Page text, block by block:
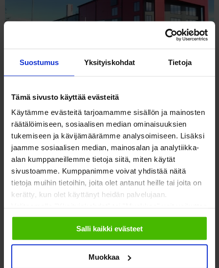
Suostumus Yksityiskohdat Tietoja
Tämä sivusto käyttää evästeitä
Käytämme evästeitä tarjoamamme sisällön ja mainosten
räätälöimiseen, sosiaalisen median ominaisuuksien
tukemiseen ja kävijämäärämme analysoimiseen. Lisäksi
jaamme sosiaalisen median, mainosalan ja analytiikka-
alan kumppaneillemme tietoja siitä, miten käytät
sivustoamme. Kumppanimme voivat yhdistää näitä
tietoja muihin tietoihin, joita olet antanut heille tai joita on
kerätty, kun olet käyttänyt heidän palvelujaan.
sallimiisi evästeisiin.
Salli kaikki evästeet
Muokkaa